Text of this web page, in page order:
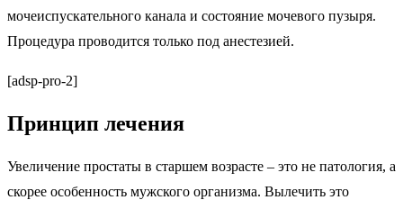
мочеиспускательного канала и состояние мочевого пузыря.
Процедура проводится только под анестезией.
[adsp-pro-2]
Принцип лечения
Увеличение простаты в старшем возрасте – это не патология, а
скорее особенность мужского организма. Вылечить это